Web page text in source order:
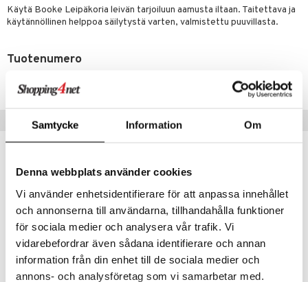
Samtycke Information Om
Denna webbplats använder cookies
Vi använder enhetsidentifierare för att anpassa innehållet
och annonserna till användarna, tillhandahålla funktioner
för sociala medier och analysera vår trafik. Vi
vidarebefordrar även sådana identifierare och annan
information från din enhet till de sociala medier och
annons- och analysföretag som vi samarbetar med.
Käytä Booke Leipäkoria leivän tarjoiluun aamusta iltaan. Taitettava ja
käytännöllinen helppoa säilytystä varten, valmistettu puuvillasta.
Tuotenumero
Suositut tuotteet
Saatavana useana vaihtoehtona
& Korit
& Peitot